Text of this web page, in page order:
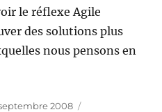
le réflexe Agile
des solutions plus
nous pensons en
2008